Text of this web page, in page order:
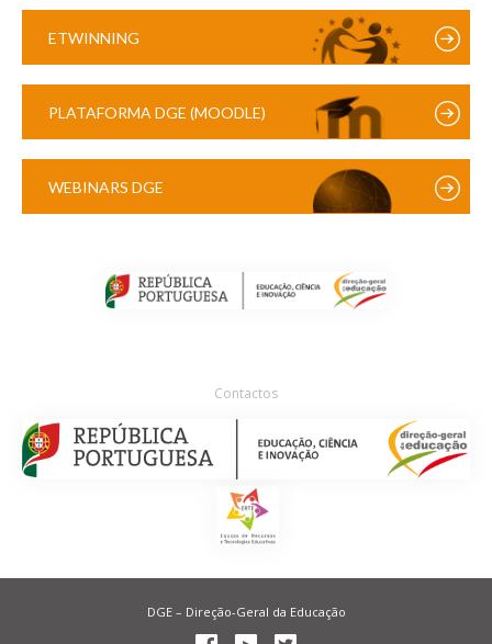
ETWINNING
PLATAFORMA DGE (MOODLE)
WEBINARS DGE
Contactos
DGE – Direção-Geral da Educação